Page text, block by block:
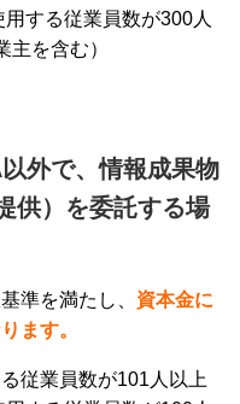
する従業員数が300人
を含む）
外で、情報成果物
供）を委託する場
準を満たし、 資本金に
ます。
従業員数が101人以上